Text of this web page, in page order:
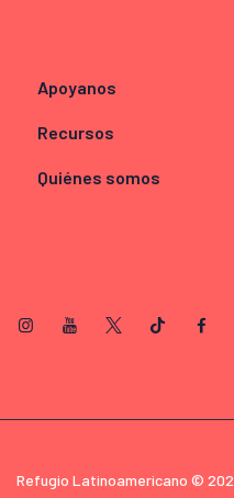
Apoyanos
Recursos
Quiénes somos
Refugio Latinoamericano ©